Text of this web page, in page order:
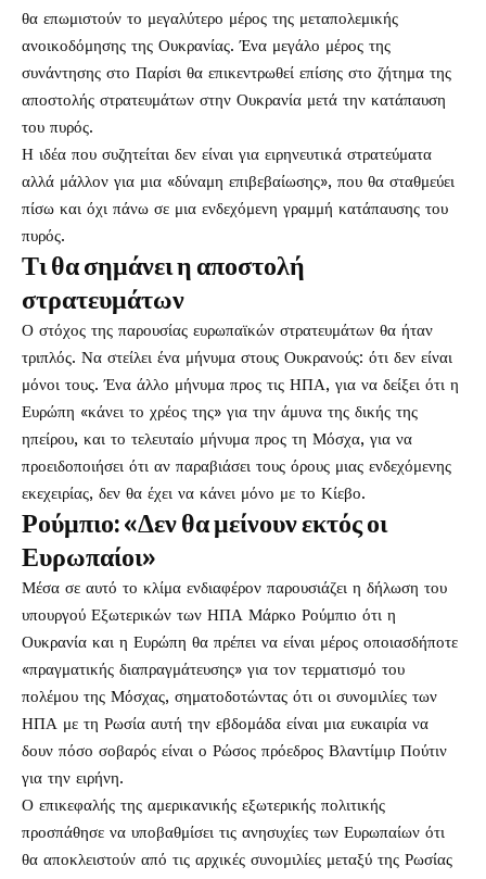
θα επωμιστούν το μεγαλύτερο μέρος της μεταπολεμικής
ανοικοδόμησης της Ουκρανίας. Ένα μεγάλο μέρος της
συνάντησης στο Παρίσι θα επικεντρωθεί επίσης στο ζήτημα της
αποστολής στρατευμάτων στην Ουκρανία μετά την κατάπαυση
του πυρός.
Η ιδέα που συζητείται δεν είναι για ειρηνευτικά στρατεύματα
αλλά μάλλον για μια «δύναμη επιβεβαίωσης», που θα σταθμεύει
πίσω και όχι πάνω σε μια ενδεχόμενη γραμμή κατάπαυσης του
πυρός.
Τι θα σημάνει η αποστολή
στρατευμάτων
Ο στόχος της παρουσίας ευρωπαϊκών στρατευμάτων θα ήταν
τριπλός. Να στείλει ένα μήνυμα στους Ουκρανούς: ότι δεν είναι
μόνοι τους. Ένα άλλο μήνυμα προς τις ΗΠΑ, για να δείξει ότι η
Ευρώπη «κάνει το χρέος της» για την άμυνα της δικής της
ηπείρου, και το τελευταίο μήνυμα προς τη Μόσχα, για να
προειδοποιήσει ότι αν παραβιάσει τους όρους μιας ενδεχόμενης
εκεχειρίας, δεν θα έχει να κάνει μόνο με το Κίεβο.
Ρούμπιο: «Δεν θα μείνουν εκτός οι
Ευρωπαίοι»
Μέσα σε αυτό το κλίμα ενδιαφέρον παρουσιάζει η δήλωση του
υπουργού Εξωτερικών των ΗΠΑ Μάρκο Ρούμπιο ότι η
Ουκρανία και η Ευρώπη θα πρέπει να είναι μέρος οποιασδήποτε
«πραγματικής διαπραγμάτευσης» για τον τερματισμό του
πολέμου της Μόσχας, σηματοδοτώντας ότι οι συνομιλίες των
ΗΠΑ με τη Ρωσία αυτή την εβδομάδα είναι μια ευκαιρία να
δουν πόσο σοβαρός είναι ο Ρώσος πρόεδρος Βλαντίμιρ Πούτιν
για την ειρήνη.
Ο επικεφαλής της αμερικανικής εξωτερικής πολιτικής
προσπάθησε να υποβαθμίσει τις ανησυχίες των Ευρωπαίων ότι
θα αποκλειστούν από τις αρχικές συνομιλίες μεταξύ της Ρωσίας